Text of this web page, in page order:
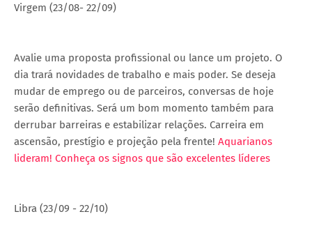
Virgem (23/08- 22/09)
Avalie uma proposta profissional ou lance um projeto. O
dia trará novidades de trabalho e mais poder. Se deseja
mudar de emprego ou de parceiros, conversas de hoje
serão definitivas. Será um bom momento também para
derrubar barreiras e estabilizar relações. Carreira em
ascensão, prestígio e projeção pela frente! Aquarianos
lideram! Conheça os signos que são excelentes líderes
Libra (23/09 - 22/10)